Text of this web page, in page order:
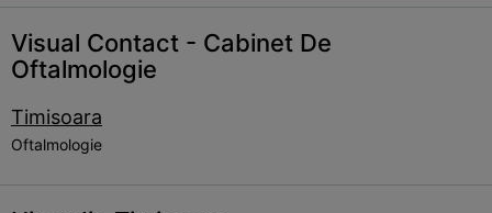
Visual Contact - Cabinet De
Oftalmologie
Timisoara
Oftalmologie